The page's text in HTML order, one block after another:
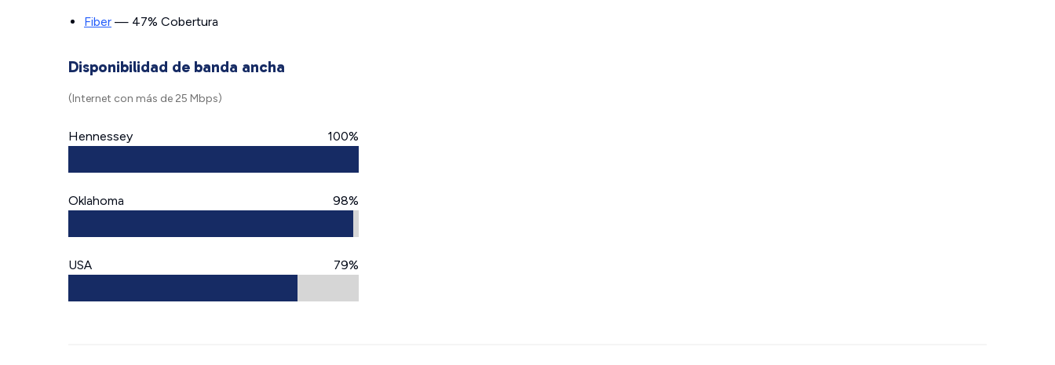
Fiber — 47% Cobertura
Disponibilidad de banda ancha
(Internet con más de 25 Mbps)
Hennessey 100%
Oklahoma 98%
USA 79%